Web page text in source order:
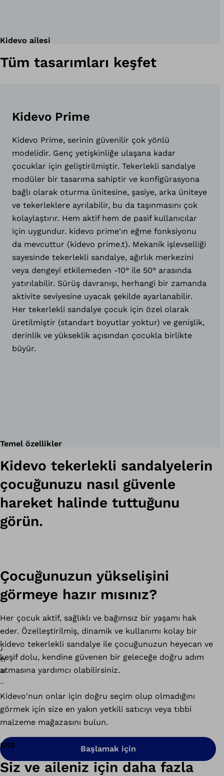
Kidevo ailesi
Tüm tasarımları keşfet
Kidevo Prime
Kidevo Prime, serinin güvenilir çok yönlü
modelidir. Genç yetişkinliğe ulaşana kadar
çocuklar için geliştirilmiştir. Tekerlekli sandalye
modüler bir tasarıma sahiptir ve konfigürasyona
bağlı olarak oturma ünitesine, şasiye, arka üniteye
ve tekerleklere ayrılabilir, bu da taşınmasını çok
kolaylaştırır. Hem aktif hem de pasif kullanıcılar
için uygundur. kidevo prime'ın eğme fonksiyonu
da mevcuttur (kidevo prime.t). Mekanik işlevselliği
sayesinde tekerlekli sandalye, ağırlık merkezini
veya dengeyi etkilemeden -10° ile 50° arasında
yatırılabilir. Sürüş davranışı, herhangi bir zamanda
aktivite seviyesine uyacak şekilde ayarlanabilir.
Her tekerlekli sandalye çocuk için özel olarak
üretilmiştir (standart boyutlar yoktur) ve genişlik,
derinlik ve yükseklik açısından çocukla birlikte
büyür.
Temel özellikler
Kidevo tekerlekli sandalyelerin
çocuğunuzu nasıl güvenle
hareket halinde tuttuğunu
görün.
Çocuğunuzun yükselişini
görmeye hazır mısınız?
Her çocuk aktif, sağlıklı ve bağımsız bir yaşamı hak
eder. Özelleştirilmiş, dinamik ve kullanımı kolay bir
kidevo tekerlekli sandalye ile çocuğunuzun heyecan ve
keşif dolu, kendine güvenen bir geleceğe doğru adım
atmasına yardımcı olabilirsiniz.
Kidevo'nun onlar için doğru seçim olup olmadığını
görmek için size en yakın yetkili satıcıyı veya tıbbi
malzeme mağazasını bulun.
Başlamak için
SSS
Siz ve aileniz için daha fazla